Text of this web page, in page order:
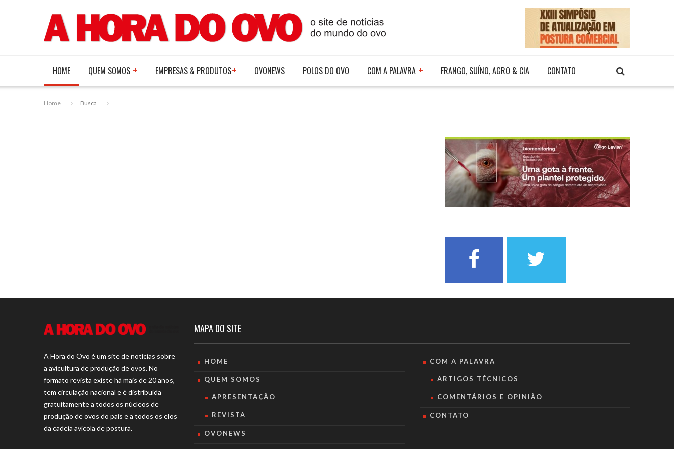
HOME QUEM SOMOS EMPRESAS & PRODUTOS OVONEWS POLOS DO OVO COM A PALAVRA FRANGO, SUÍNO, AGRO & CIA CONTATO
Home Busca
A Hora do Ovo é um site de notícias sobre
a avicultura de produção de ovos. No
formato revista existe há mais de 20 anos,
tem circulação nacional e é distribuída
gratuitamente a todos os núcleos de
produção de ovos do país e a todos os elos
da cadeia avícola de postura.
MAPA DO SITE
HOME
QUEM SOMOS
APRESENTAÇÃO
REVISTA
OVONEWS
COM A PALAVRA
ARTIGOS TÉCNICOS
COMENTÁRIOS E OPINIÃO
CONTATO